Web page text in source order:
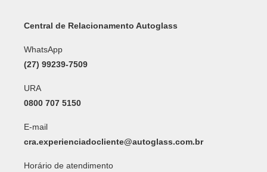
Central de Relacionamento Autoglass
WhatsApp
(27) 99239-7509
URA
0800 707 5150
E-mail
cra.experienciadocliente@autoglass.com.br
Horário de atendimento